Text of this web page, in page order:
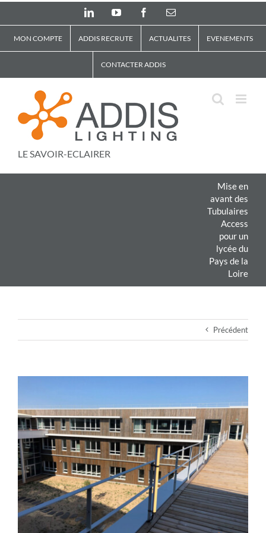
LinkedInYouTube FacebookEmail
MON COMPTE ADDIS RECRUTE ACTUALITES EVENEMENTS
CONTACTER ADDIS
LE SAVOIR-ECLAIRER
Mise en
avant des
Tubulaires
Access
pour un
lycée du
Pays de la
Loire
Précédent
Image